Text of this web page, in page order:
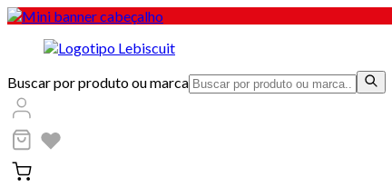
Buscar por produto ou marca